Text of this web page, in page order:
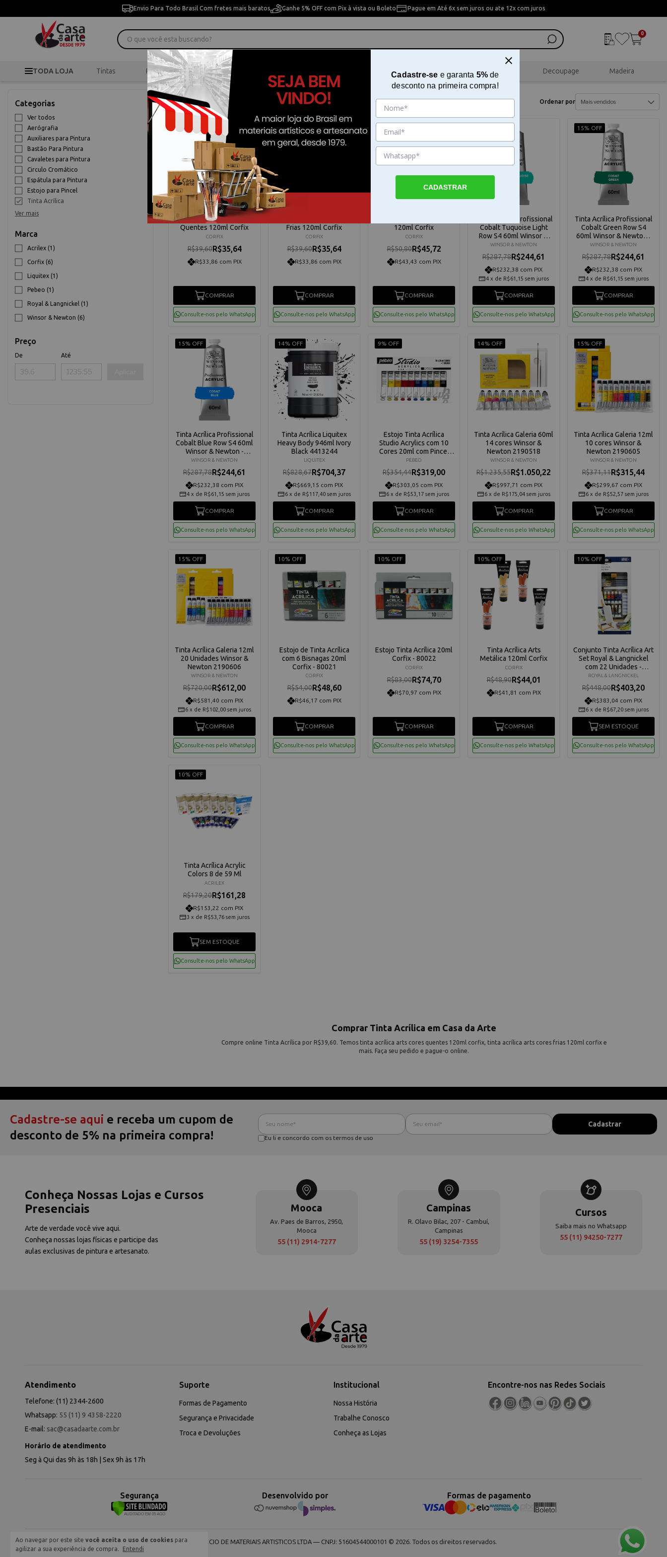
Envio Para Todo Brasil Com fretes mais baratos Ganhe 5% OFF com Pix à vista ou Boleto Pague em Até 6x sem juros ou ate 12x com juros
0
TODA LOJA Tintas Pincéis Desenho Pintura Artesanal Scrapbook Decoupage Madeira
Ao navegar por este site você aceita o uso de cookies para
agilizar a sua experiência de compra.
Entendi
Categorias
Ver todos
Aerógrafia
Auxiliares para Pintura
Bastão Para Pintura
Cavaletes para Pintura
Circulo Cromático
Espátula para Pintura
Estojo para Pincel
Tinta Acrílica
Ver mais
Marca
Acrilex (1)
Corfix (6)
Liquitex (1)
Pebeo (1)
Royal & Langnickel (1)
Winsor & Newton (6)
Preço
De Até
Início > Pintura Artística >
Tinta Acrílica Ordenar por
10% OFF
Tinta Acrílica Arts Cores
Quentes 120ml Corfix
CORFIX
R$39,60R$35,64
R$33,86 com PIX
COMPRAR
Consulte-nos pelo WhatsApp
10% OFF
Frias 120ml Corfix
CORFIX
R$39,60R$35,64
R$33,86 com PIX
COMPRAR
Consulte-nos pelo WhatsApp
10% OFF
120ml Corfix
CORFIX
R$50,80R$45,72
R$43,43 com PIX
COMPRAR
Consulte-nos pelo WhatsApp
Tinta Acrílica Profissional
Cobalt Tuquoise Light
Row S4 60ml Winsor &
Newton - 8840454
WINSOR & NEWTON
R$287,78R$244,61
R$232,38 com PIX
4 x de R$61,15 sem juros
COMPRAR
Consulte-nos pelo WhatsApp
15% OFF
Tinta Acrílica Profissional
Cobalt Green Row S4
60ml Winsor & Newton -
8840453
WINSOR & NEWTON
R$287,78R$244,61
R$232,38 com PIX
4 x de R$61,15 sem juros
COMPRAR
Consulte-nos pelo WhatsApp
15% OFF
Tinta Acrílica Profissional
Cobalt Blue Row S4 60ml
Winsor & Newton -
8840465
WINSOR & NEWTON
R$287,78R$244,61
R$232,38 com PIX
4 x de R$61,15 sem juros
COMPRAR
Consulte-nos pelo WhatsApp
14% OFF
Tinta Acrílica Liquitex
Heavy Body 946ml Ivory
Black 4413244
LIQUITEX
R$828,67R$704,37
R$669,15 com PIX
6 x de R$117,40 sem juros
COMPRAR
Consulte-nos pelo WhatsApp
9% OFF
Estojo Tinta Acrílica
Studio Acrylics com 10
Cores 20ml com Pincel
Pebeo - 833311
PEBEO
R$354,44R$319,00
R$303,05 com PIX
6 x de R$53,17 sem juros
COMPRAR
Consulte-nos pelo WhatsApp
14% OFF
Tinta Acrílica Galeria 60ml
14 cores Winsor &
Newton 2190518
WINSOR & NEWTON
R$1.235,55R$1.050,22
R$997,71 com PIX
6 x de R$175,04 sem juros
COMPRAR
Consulte-nos pelo WhatsApp
15% OFF
Tinta Acrílica Galeria 12ml
10 cores Winsor &
Newton 2190605
WINSOR & NEWTON
R$371,11R$315,44
R$299,67 com PIX
6 x de R$52,57 sem juros
COMPRAR
Consulte-nos pelo WhatsApp
15% OFF
Tinta Acrílica Galeria 12ml
20 Unidades Winsor &
Newton 2190606
WINSOR & NEWTON
R$720,00R$612,00
R$581,40 com PIX
6 x de R$102,00 sem juros
COMPRAR
Consulte-nos pelo WhatsApp
10% OFF
Estojo de Tinta Acrílica
com 6 Bisnagas 20ml
Corfix - 80021
CORFIX
R$54,00R$48,60
R$46,17 com PIX
COMPRAR
Consulte-nos pelo WhatsApp
10% OFF
Estojo Tinta Acrílica 20ml
Corfix - 80022
CORFIX
R$83,00R$74,70
R$70,97 com PIX
COMPRAR
Consulte-nos pelo WhatsApp
10% OFF
Tinta Acrílica Arts
Metálica 120ml Corfix
CORFIX
R$48,90R$44,01
R$41,81 com PIX
COMPRAR
Consulte-nos pelo WhatsApp
10% OFF
Conjunto Tinta Acrílica Art
Set Royal & Langnickel
com 22 Unidades -
Rea5204
ROYAL & LANGNICKEL
R$448,00R$403,20
R$383,04 com PIX
6 x de R$67,20 sem juros
SEM ESTOQUE
Consulte-nos pelo WhatsApp
10% OFF
Tinta Acrílica Acrylic
Colors 8 de 59 Ml
ACRILEX
R$179,20R$161,28
R$153,22 com PIX
3 x de R$53,76 sem juros
SEM ESTOQUE
Consulte-nos pelo WhatsApp
Comprar Tinta Acrílica em Casa da Arte
Compre online Tinta Acrílica por R$39,60. Temos tinta acrílica arts cores quentes 120ml corfix, tinta acrílica arts cores frias 120ml corfix e
mais. Faça seu pedido e pague-o online.
Cadastre-se aqui e receba um cupom de
desconto de 5% na primeira compra!
Eu li e concordo com os termos de uso
Conheça Nossas Lojas e Cursos
Presenciais
Arte de verdade você vive aqui.
Conheça nossas lojas físicas e participe das
aulas exclusivas de pintura e artesanato.
Mooca
Av. Paes de Barros, 2950,
Mooca
55 (11) 2914-7277
Campinas
R. Olavo Bilac, 207 - Cambuí,
Campinas
55 (19) 3254-7355
Cursos
Saiba mais no Whatsapp
55 (11) 94250-7277
Atendimento
Telefone: (11) 2344-2600
Whatsapp: 55 (11) 9 4358-2220
E-mail: sac@casadaarte.com.br
Horário de atendimento
Seg à Qui das 9h às 18h | Sex 9h às 17h
Suporte
Formas de Pagamento
Segurança e Privacidade
Troca e Devoluções
Institucional
Nossa História
Trabalhe Conosco
Conheça as Lojas
Encontre-nos nas Redes Sociais
Segurança Desenvolvido por Formas de pagamento
NEVA COMERCIO DE MATERIAIS ARTISTICOS LTDA — CNPJ: 51604544000101 © 2026. Todos os direitos reservados.
Cadastre-se e garanta 5%de
desconto na primeira compra!
CADASTRAR